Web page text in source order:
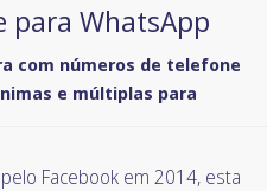
para WhatsApp
com números de telefone
e múltiplas para
Facebook em 2014, esta